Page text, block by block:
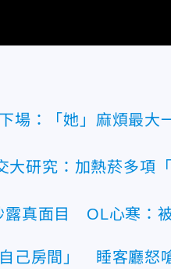
場：「她」麻煩最大
大研究：加熱菸多項
真面目 OL心寒：
己房間」 睡客廳怒